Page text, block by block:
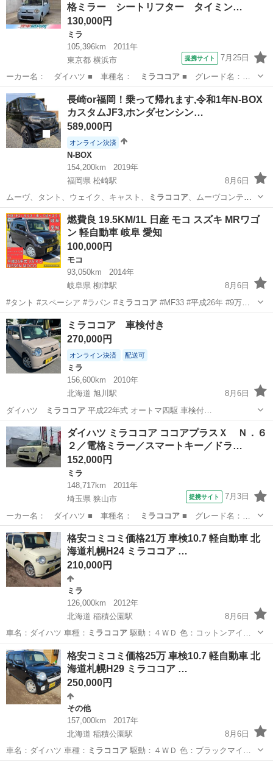
格ミラー シートリフター タイミン…
130,000円
ミラ
105,396km
2011年
東京都 横浜市
提携サイト 7月25日
ーカー名： ダイハツ ■ 車種名： ミラココア■ グレード名：
ココアＸスペシャ…
東京 ミラ
長崎or福岡！乗って帰れます,令和1年N-BOX
カスタムJF3,ホンダセンシン…
589,000円
オンライン決済
N-BOX
154,200km
2019年
福岡県 松崎駅
8月6日
ムーヴ、タント、ウェイク、キャスト、
ミラココア、ムーヴコンテ、
ミラジーノ、ワゴンR…
福岡 小郡市 松崎駅 N-BOX 車両
燃費良 19.5KM/1L 日産 モコ スズキ MRワゴ
ン 軽自動車 岐阜 愛知
100,000円
モコ
93,050km
2014年
岐阜県 柳津駅
8月6日
#タント #スペーシア #ラパン #ミラココア#MF33 #平成26年 #9万
キ…
岐阜 岐阜市 モコ 燃費
ミラココア 車検付き
270,000円
オンライン決済 配送可
ミラ
156,600km
2010年
北海道 旭川駅
8月6日
ダイハツ
ミラココア平成22年式 オートマ四駆 車検付…
北海道 旭川市 旭川駅
ダイハツ ミラココア ココアプラスＸ Ｎ．６
２／電格ミラー／スマートキー／ドラ…
152,000円
ミラ
148,717km
2011年
埼玉県 狭山市
提携サイト 7月3日
ーカー名： ダイハツ ■ 車種名： ミラココア■ グレード名：
ココアプラスＸ …
埼玉 狭山市 ミラ
格安コミコミ価格21万 車検10.7 軽自動車 北
海道札幌H24 ミラココア …
210,000円
ミラ
126,000km
2012年
北海道 稲積公園駅
8月6日
車名：ダイハツ 車種： ミラココア駆動：４ＷＤ 色：コットンアイ…
北海道 札幌市 稲積公園駅 ミラ ミラココア
格安コミコミ価格25万 車検10.7 軽自動車 北
海道札幌H29 ミラココア …
250,000円
その他
157,000km
2017年
北海道 稲積公園駅
8月6日
車名：ダイハツ 車種： ミラココア駆動：４ＷＤ 色：ブラックマイ…